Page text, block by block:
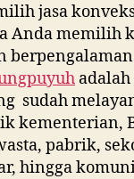
jasa
Anda memilih
sudah
kementerian,
pabrik,
hingga